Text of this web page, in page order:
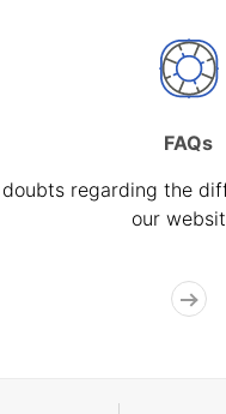
FAQs
regarding the
our